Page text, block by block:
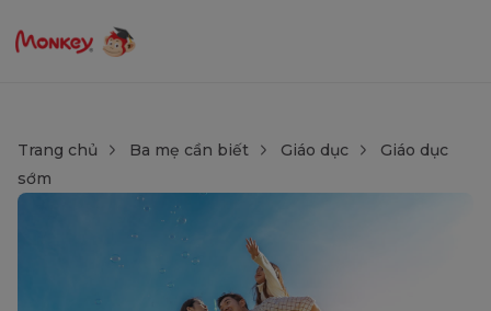
Trang chủ Ba mẹ cần biết Giáo dục
Giáo dục
sớm